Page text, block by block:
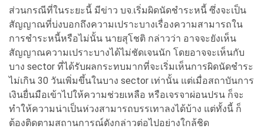
ส่วนกรณีที่ในระยะนี้ มีข่าว บจ.เริ่มผิดนัดชำระหนี้ ซึ่งจะเป็น
สัญญาณที่บ่งบอกถึงความเปราะบางเรื่องความสามารถใน
การชำระหนี้หรือไม่นั้น นายสุโชติ กล่าวว่า อาจจะยังเห็น
สัญญาณความเปราะบางได้ไม่ชัดเจนนัก โดยอาจจะเห็นกับ
บาง sector ที่ได้รับผลกระทบมากที่จะเริ่มเห็นการผิดนัดชำระ
ไม่เกิน 30 วันเพิ่มขึ้นในบาง sector เท่านั้น แต่เมื่อสถาบันการ
เงินยื่นมือเข้าไปให้ความช่วยเหลือ หรือเจรจาผ่อนปรน ก็จะ
ทำให้ความน่าเป็นห่วงสามารถบรรเทาลงได้บ้าง แต่ทั้งนี้ ก็
ต้องติดตามสถานการณ์ดังกล่าวต่อไปอย่างใกล้ชิด